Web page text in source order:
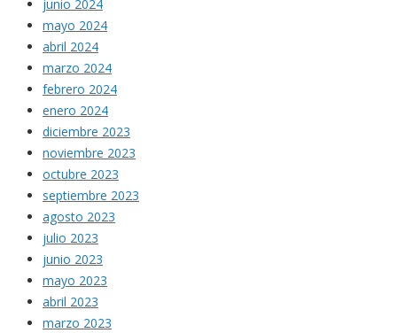
junio 2024
mayo 2024
abril 2024
marzo 2024
febrero 2024
enero 2024
diciembre 2023
noviembre 2023
octubre 2023
septiembre 2023
agosto 2023
julio 2023
junio 2023
mayo 2023
abril 2023
marzo 2023